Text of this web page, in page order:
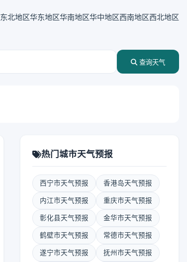
东北地区华东地区华南地区华中地区西南地区西北地区
查询天气
热门城市天气预报
西宁市天气预报 香港岛天气预报
内江市天气预报 重庆市天气预报
彰化县天气预报 金华市天气预报
鹤壁市天气预报 常德市天气预报
遂宁市天气预报 抚州市天气预报